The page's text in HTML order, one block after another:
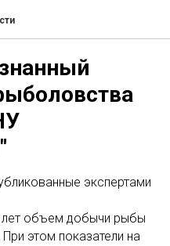
экспертами
лет объем добычи рыбы
При этом показатели на